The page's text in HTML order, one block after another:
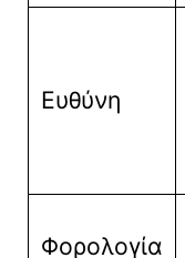
Ευθύνη
Φορολογία